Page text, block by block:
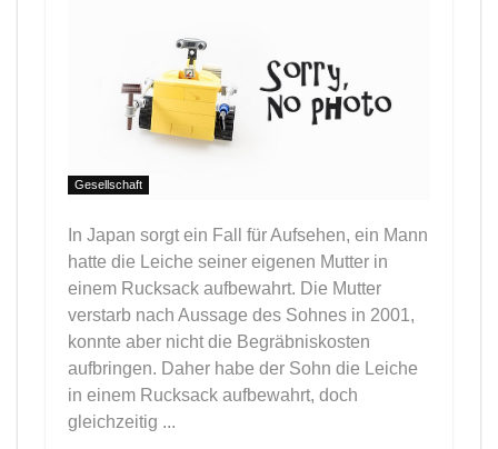
Gesellschaft
In Japan sorgt ein Fall für Aufsehen, ein Mann
hatte die Leiche seiner eigenen Mutter in
einem Rucksack aufbewahrt. Die Mutter
verstarb nach Aussage des Sohnes in 2001,
konnte aber nicht die Begräbniskosten
aufbringen. Daher habe der Sohn die Leiche
in einem Rucksack aufbewahrt, doch
gleichzeitig ...